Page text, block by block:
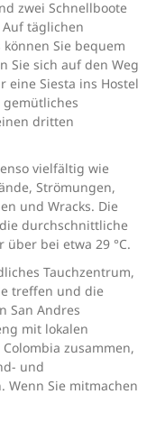
zwei Schnellboote
täglichen
Sie bequem
Sie sich auf den Weg
eine Siesta ins Hostel
dritten
vielfältig wie
Strömungen,
und Wracks. Die
durchschnittliche
bei etwa 29 °C.
Tauchzentrum,
treffen und die
San Andres
mit lokalen
zusammen,
und
Sie mitmachen